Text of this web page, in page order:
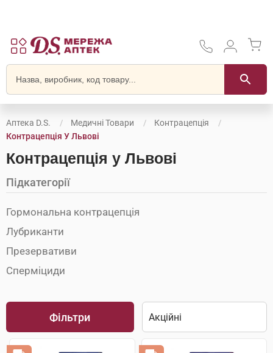
Аптека D.S. Медичні Товари
Контрацепція
Контрацепція У Львові
Контрацепція у Львові
Підкатегорії
Гормональна контрацепція
Лубриканти
Презервативи
Сперміциди
Фільтри